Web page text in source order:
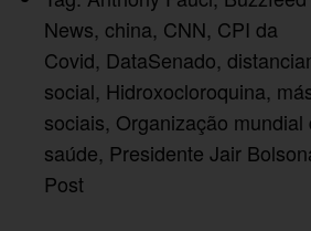
News, china, CNN, CPI da
Covid, DataSenado,
social, Hidroxocloroquina,
sociais, Organização mundial
saúde, Presidente Jair
Post